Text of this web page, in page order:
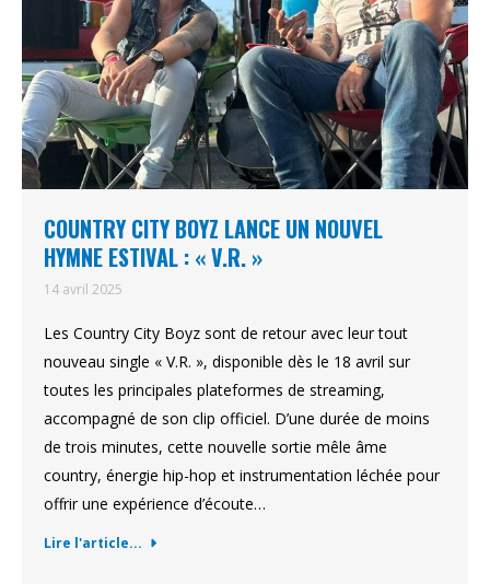
COUNTRY CITY BOYZ LANCE UN NOUVEL
HYMNE ESTIVAL : « V.R. »
14 avril 2025
Les Country City Boyz sont de retour avec leur tout
nouveau single « V.R. », disponible dès le 18 avril sur
toutes les principales plateformes de streaming,
accompagné de son clip officiel. D’une durée de moins
de trois minutes, cette nouvelle sortie mêle âme
country, énergie hip-hop et instrumentation léchée pour
offrir une expérience d’écoute…
Lire l'article...